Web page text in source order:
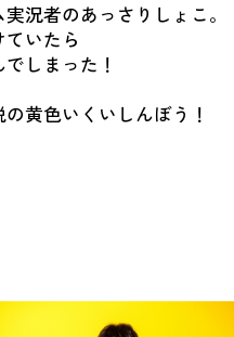
況者のあっさりしょこ。
いたら
しまった！
黄色いくいしんぼう！